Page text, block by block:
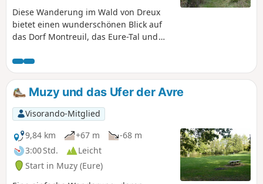
Diese Wanderung im Wald von Dreux
bietet einen wunderschönen Blick auf
das Dorf Montreuil, das Eure-Tal und
Aquädukts der Avre, das die Stadt Paris
mit Trinkwasser versorgt. Entdecken Sie
eine Wanderroute im Staatswald von
Dreux, auf der Sie nach sportlicher
Anstrengung über einen sehr
angenehmen Pfad den Hügel
hinaufsteigen, nachdem Sie die Brücke
über die Eure überquert haben.
Muzy und das Ufer der Avre
Visorando-Mitglied
9,84 km
+67 m
-68 m
3:00 Std.
Leicht
Start in Muzy (Eure)